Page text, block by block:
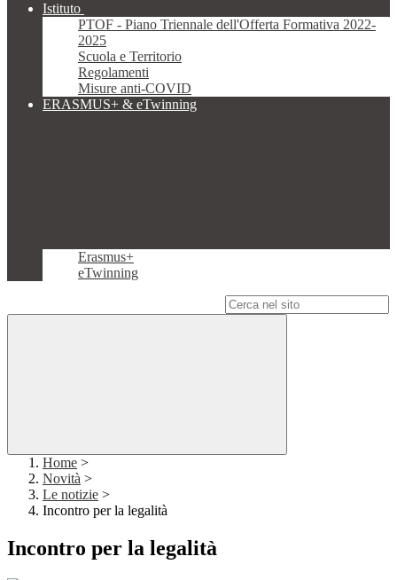
Istituto
PTOF - Piano Triennale dell'Offerta Formativa 2022-
2025
Scuola e Territorio
Regolamenti
Misure anti-COVID
ERASMUS+ & eTwinning
Erasmus+
eTwinning
Home >
Novità >
Le notizie >
Incontro per la legalità
Incontro per la legalità